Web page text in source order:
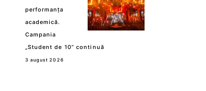
performanța
academică.
Campania
„Student de 10” continuă
3 august 2026